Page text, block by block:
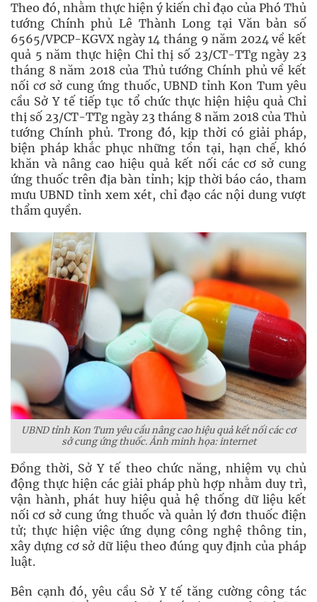
Theo đó, nhằm thực hiện ý kiến chỉ đạo của Phó Thủ
tướng Chính phủ Lê Thành Long tại Văn bản số
6565/VPCP-KGVX ngày 14 tháng 9 năm 2024 về kết
quả 5 năm thực hiện Chỉ thị số 23/CT-TTg ngày 23
tháng 8 năm 2018 của Thủ tướng Chính phủ về kết
nối cơ sở cung ứng thuốc, UBND tỉnh Kon Tum yêu
cầu Sở Y tế tiếp tục tổ chức thực hiện hiệu quả Chỉ
thị số 23/CT-TTg ngày 23 tháng 8 năm 2018 của Thủ
tướng Chính phủ. Trong đó, kịp thời có giải pháp,
biện pháp khắc phục những tồn tại, hạn chế, khó
khăn và nâng cao hiệu quả kết nối các cơ sở cung
ứng thuốc trên địa bàn tỉnh; kịp thời báo cáo, tham
mưu UBND tỉnh xem xét, chỉ đạo các nội dung vượt
thẩm quyền.
UBND tỉnh Kon Tum yêu cầu nâng cao hiệu quả kết nối các cơ
sở cung ứng thuốc. Ảnh minh họa: internet
Đồng thời, Sở Y tế theo chức năng, nhiệm vụ chủ
động thực hiện các giải pháp phù hợp nhằm duy trì,
vận hành, phát huy hiệu quả hệ thống dữ liệu kết
nối cơ sở cung ứng thuốc và quản lý đơn thuốc điện
tử; thực hiện việc ứng dụng công nghệ thông tin,
xây dựng cơ sở dữ liệu theo đúng quy định của pháp
luật.
Bên cạnh đó, yêu cầu Sở Y tế tăng cường công tác